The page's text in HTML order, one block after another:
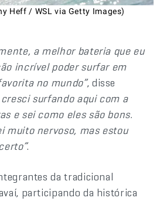
Heff / WSL via Getty Images)
a melhor bateria que eu
incrível poder surfar em
no mundo”, disse
cresci surfando aqui com a
e sei como eles são bons.
muito nervoso, mas estou
.
da tradicional
participando da histórica